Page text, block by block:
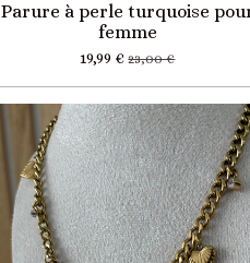
Parure à perle turquoise
femme
19,99 € 23,00 €